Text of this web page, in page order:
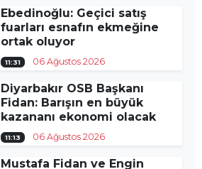
Ebedinoğlu: Geçici satış
fuarları esnafın ekmeğine
ortak oluyor
11:31 06 Ağustos 2026
Diyarbakır OSB Başkanı
Fidan: Barışın en büyük
kazananı ekonomi olacak
11:13 06 Ağustos 2026
Mustafa Fidan ve Engin